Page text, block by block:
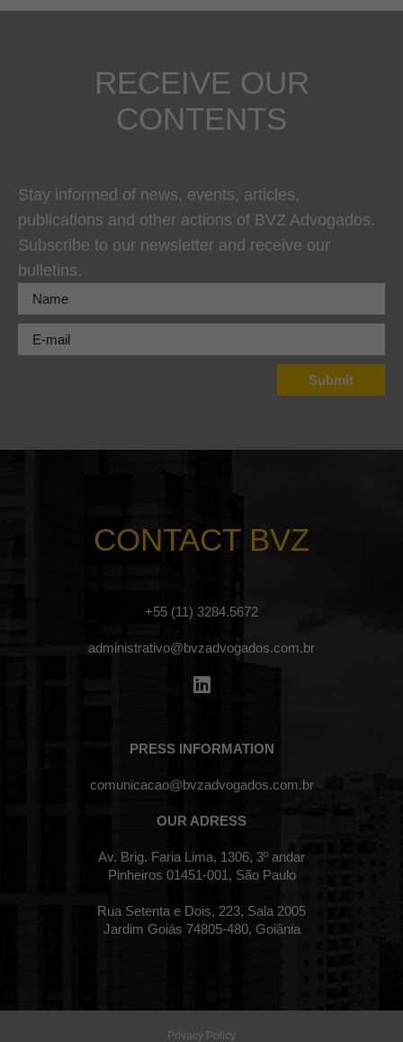
RECEIVE OUR
CONTENTS
Stay informed of news, events, articles,
publications and other actions of BVZ Advogados.
Subscribe to our newsletter and receive our
bulletins.
CONTACT BVZ
+55 (11) 3284.5672
administrativo@bvzadvogados.com.br
PRESS INFORMATION
comunicacao@bvzadvogados.com.br
OUR ADRESS
Av. Brig. Faria Lima, 1306, 3º andar
Pinheiros 01451-001, São Paulo
Rua Setenta e Dois, 223, Sala 2005
Jardim Goiás 74805-480, Goiânia
Privacy Policy